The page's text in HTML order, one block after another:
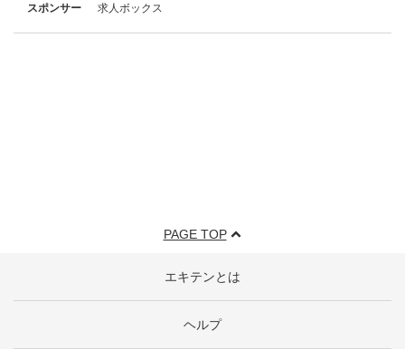
スポンサー
求人ボックス
PAGE TOP
エキテンとは
ヘルプ